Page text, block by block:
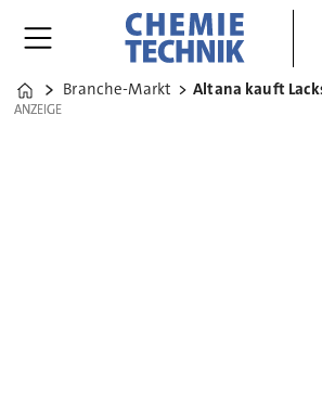
Home
Branche-Markt
ANZEIGE
ANZEIGE